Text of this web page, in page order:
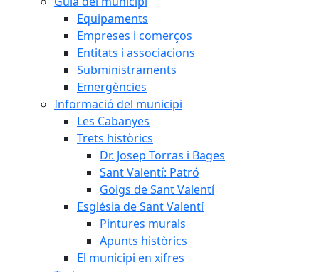
Equipaments
Empreses i comerços
Entitats i associacions
Subministraments
Emergències
Informació del municipi
Les Cabanyes
Trets històrics
Dr. Josep Torras i Bages
Sant Valentí: Patró
Goigs de Sant Valentí
Església de Sant Valentí
Pintures murals
Apunts històrics
El municipi en xifres